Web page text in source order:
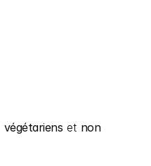
végétariens et non